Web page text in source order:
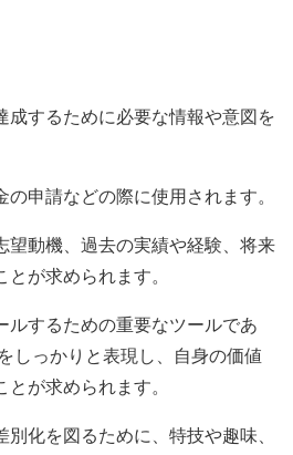
成するために必要な情報や意図を
申請などの際に使用されます。
望動機、過去の実績や経験、将来
が求められます。
ルするための重要なツールであ
しっかりと表現し、自身の価値
が求められます。
化を図るために、特技や趣味、